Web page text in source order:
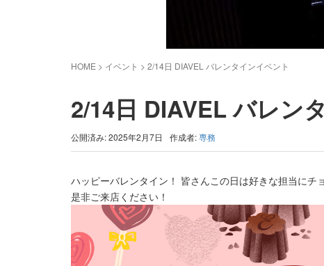
HOME > イベント > 2/14日 DIAVEL バレンタインイベント
2/14日 DIAVEL バレン
公開済み: 2025年2月7日 作成者:専務
ハッピーバレンタイン！ 皆さんこの日は好きな担当にチ
是非ご来店ください！